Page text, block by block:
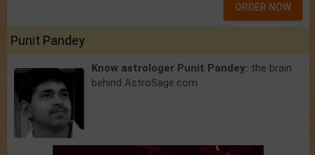
ORDER NOW
Punit Pandey
Know astrologer Punit Pandey: the brain
behind AstroSage.com